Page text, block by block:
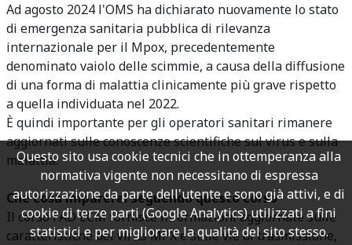
Ad agosto 2024 l'OMS ha dichiarato nuovamente lo stato
di emergenza sanitaria pubblica di rilevanza
internazionale per il Mpox, precedentemente
denominato vaiolo delle scimmie, a causa della diffusione
di una forma di malattia clinicamente più grave rispetto
a quella individuata nel 2022.
È quindi importante per gli operatori sanitari rimanere
aggiornati sulle conoscenze scientifiche sul virus e sulla
malattia.
Che cosa imparerai seguendo questo corso
Il corso FAD ECM fornisce informazioni aggiornate sulle
caratteristiche del virus MPX e sulle vie di trasmissione,
Questo sito usa cookie tecnici che in ottemperanza alla
normativa vigente non necessitano di espressa
autorizzazione da parte dell'utente e sono già attivi, e di
cookie di terze parti (Google Analytics) utilizzati a fini
statistici e per migliorare la qualità del sito stesso.